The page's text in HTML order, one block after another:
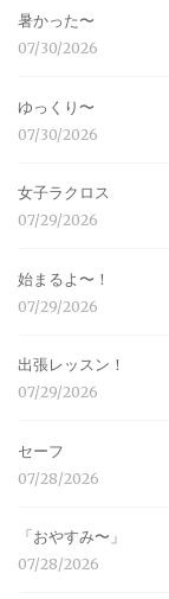
暑かった〜
07/30/2026
ゆっくり〜
07/30/2026
女子ラクロス
07/29/2026
始まるよ〜！
07/29/2026
出張レッスン！
07/29/2026
セーフ
07/28/2026
「おやすみ〜」
07/28/2026